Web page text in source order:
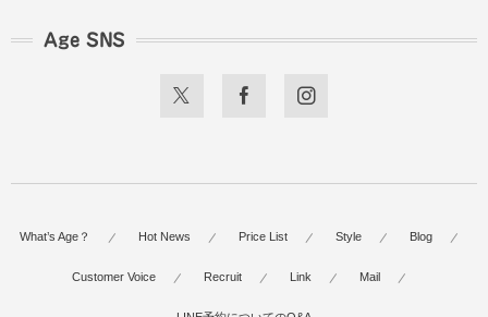
Age SNS
What’s Age？ Hot News Price List Style Blog
Customer Voice Recruit Link Mail